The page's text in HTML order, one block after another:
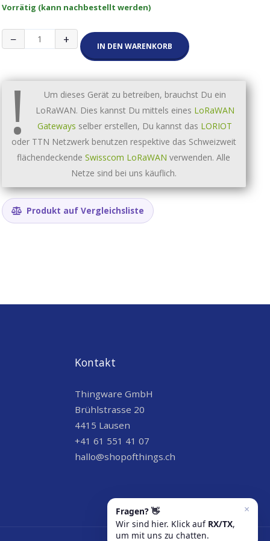
Vorrätig (kann nachbestellt werden)
−
Swisscom
Multisense
+ IN DEN WARENKORB
!
Um dieses Gerät zu betreiben, brauchst Du ein
LoRaWAN. Dies kannst Du mittels eines LoRaWAN
Gateways selber erstellen, Du kannst das LORIOT
oder TTN Netzwerk benutzen respektive das Schweizweit
flächendeckendeSwisscom LoRaWAN verwenden. Alle
Netze sind bei uns käuflich.
Produkt auf Vergleichsliste
Kontakt
Thingware GmbH
Brühlstrasse 20
4415 Lausen
+41 61 551 41 07
hallo@shopofthings.ch